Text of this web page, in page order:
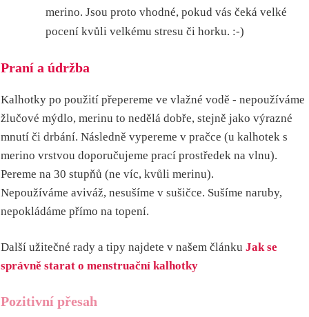
merino. Jsou proto vhodné, pokud vás čeká velké
pocení kvůli velkému stresu či horku. :-)
Praní a údržba
Kalhotky po použití přepereme ve vlažné vodě - nepoužíváme
žlučové mýdlo, merinu to nedělá dobře, stejně jako výrazné
mnutí či drbání. Následně vypereme v pračce (u kalhotek s
merino vrstvou doporučujeme prací prostředek na vlnu).
Pereme na 30 stupňů (ne víc, kvůli merinu).
Nepoužíváme aviváž, nesušíme v sušičce. Sušíme naruby,
nepokládáme přímo na topení.
Další užitečné rady a tipy najdete v našem článku Jak se
správně starat o menstruační kalhotky
Pozitivní přesah